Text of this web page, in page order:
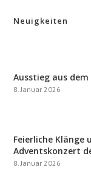
Neuigkeiten
Ausstieg aus
8. Januar 2026
Feierliche Klänge
Adventskonzert
8. Januar 2026